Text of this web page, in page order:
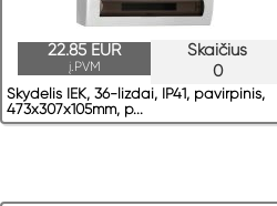
Skaičius
0
22.85 EUR
į.PVM
Skydelis IEK, 36-lizdai, IP41, pavirрinis,
473x307x105mm, p...